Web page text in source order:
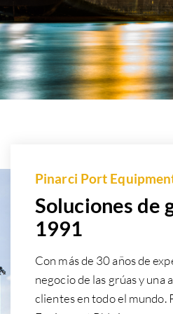
Pinarci Port
Soluciones de
1991
Con más de 30 años de
negocio de las grúas y una
clientes en todo el mundo.